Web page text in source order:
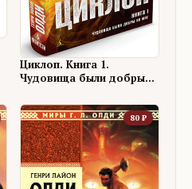
Циклоп. Книга 1.
Чудовища были добры
80 ₽